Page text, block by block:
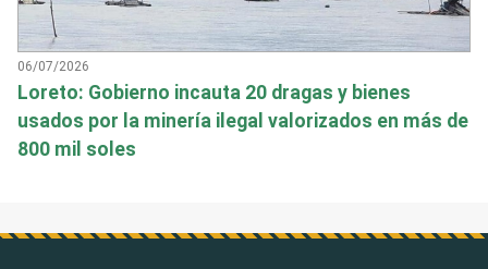
06/07/2026
Loreto: Gobierno incauta 20 dragas y bienes
usados por la minería ilegal valorizados en más de
800 mil soles